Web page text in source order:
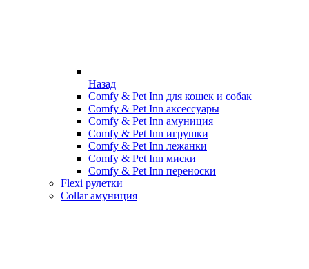
Назад
Comfy & Pet Inn для кошек и собак
Comfy & Pet Inn аксессуары
Comfy & Pet Inn амуниция
Comfy & Pet Inn игрушки
Comfy & Pet Inn лежанки
Comfy & Pet Inn миски
Comfy & Pet Inn переноски
Flexi рулетки
Collar амуниция